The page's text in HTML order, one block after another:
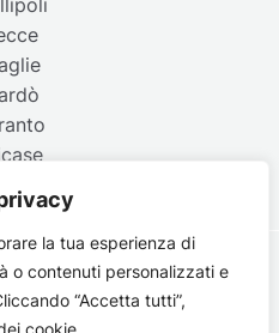
la tua esperienza di
o contenuti personalizzati e
“Accetta tutti”,
cookie.
| Periodico d'informazione del
Testata registrata il 18 gennaio